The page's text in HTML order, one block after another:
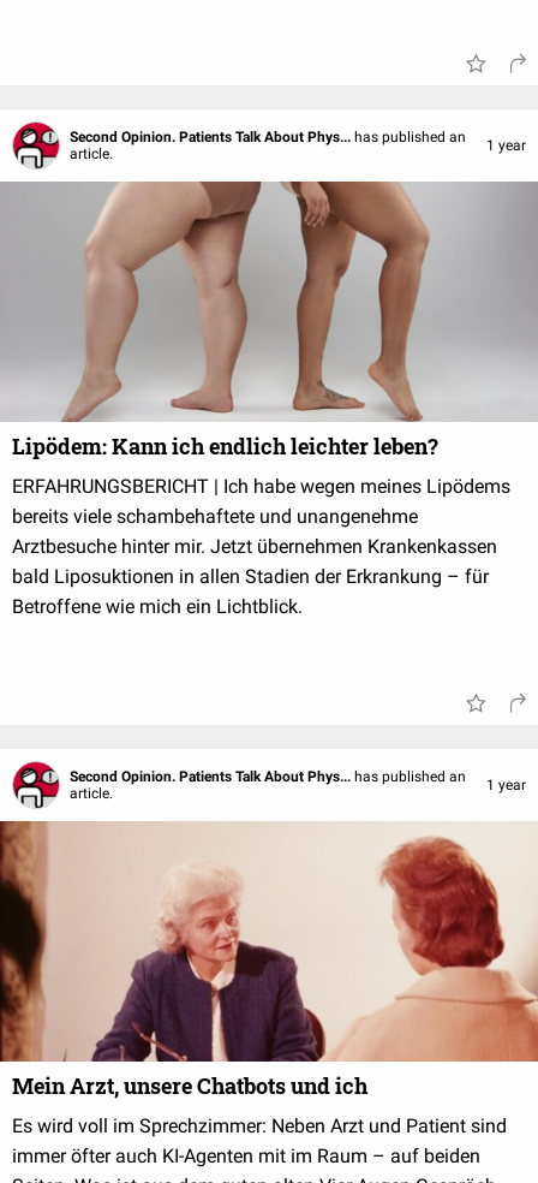
Second Opinion. Patients Talk About Phys... has published an
article.
1 year
Lipödem: Kann ich endlich leichter leben?
ERFAHRUNGSBERICHT | Ich habe wegen meines Lipödems
bereits viele schambehaftete und unangenehme
Arztbesuche hinter mir. Jetzt übernehmen Krankenkassen
bald Liposuktionen in allen Stadien der Erkrankung – für
Betroffene wie mich ein Lichtblick.
Second Opinion. Patients Talk About Phys... has published an
article.
1 year
Mein Arzt, unsere Chatbots und ich
Es wird voll im Sprechzimmer: Neben Arzt und Patient sind
immer öfter auch KI-Agenten mit im Raum – auf beiden